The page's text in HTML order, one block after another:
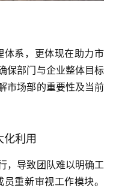
体系，更体现在助力市
保部门与企业整体目标
市场部的重要性及当前
化利用
，导致团队难以明确工
重新审视工作模块。